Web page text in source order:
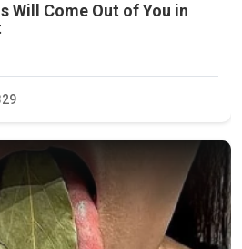
Will Come Out of You in